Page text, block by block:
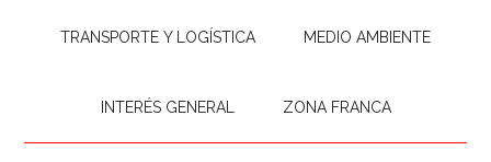
TRANSPORTE Y LOGÍSTICA MEDIO AMBIENTE
INTERÉS GENERAL ZONA FRANCA